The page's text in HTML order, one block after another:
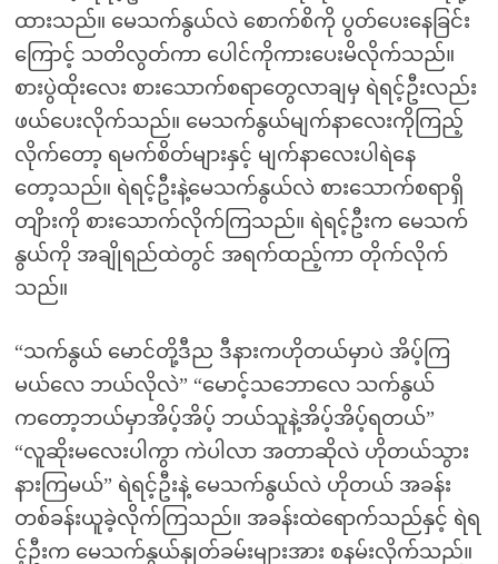
ထားသည်။ မေသက်နွယ်လဲ စောက်စိကို ပွတ်ပေးနေခြင်း
ကြောင့် သတိလွတ်ကာ ပေါင်ကိုကားပေးမိလိုက်သည်။
စားပွဲထိုးလေး စားသောက်စရာတွေလာချမှ ရဲရင့်ဦးလည်း
ဖယ်ပေးလိုက်သည်။ မေသက်နွယ်မျက်နာလေးကိုကြည့်
လိုက်တော့ ရမက်စိတ်များနှင့် မျက်နာလေးပါရဲနေ
တော့သည်။ ရဲရင့်ဦးနဲ့မေသက်နွယ်လဲ စားသောက်စရာရှိ
တျိားကို စားသောက်လိုက်ကြသည်။ ရဲရင့်ဦးက မေသက်
နွယ်ကို အချိုရည်ထဲတွင် အရက်ထည့်ကာ တိုက်လိုက်
သည်။
“သက်နွယ် မောင်တို့ဒီည ဒီနားကဟိုတယ်မှာပဲ အိပ့်ကြ
မယ်လေ ဘယ်လိုလဲ” “မောင့်သဘောလေ သက်နွယ်
ကတော့ဘယ်မှာအိပ့်အိပ့် ဘယ်သူနဲ့အိပ့်အိပ့်ရတယ်”
“လူဆိုးမလေးပါကွာ ကဲပါလာ အတာဆိုလဲ ဟိုတယ်သွား
နားကြမယ်” ရဲရင့်ဦးနဲ့ မေသက်နွယ်လဲ ဟိုတယ် အခန်း
တစ်ခန်းယူခဲ့လိုက်ကြသည်။ အခန်းထဲရောက်သည်နှင့် ရဲရ
င့်ဦးက မေသက်နွယ်နှုတ်ခမ်းများအား စနမ်းလိုက်သည်။